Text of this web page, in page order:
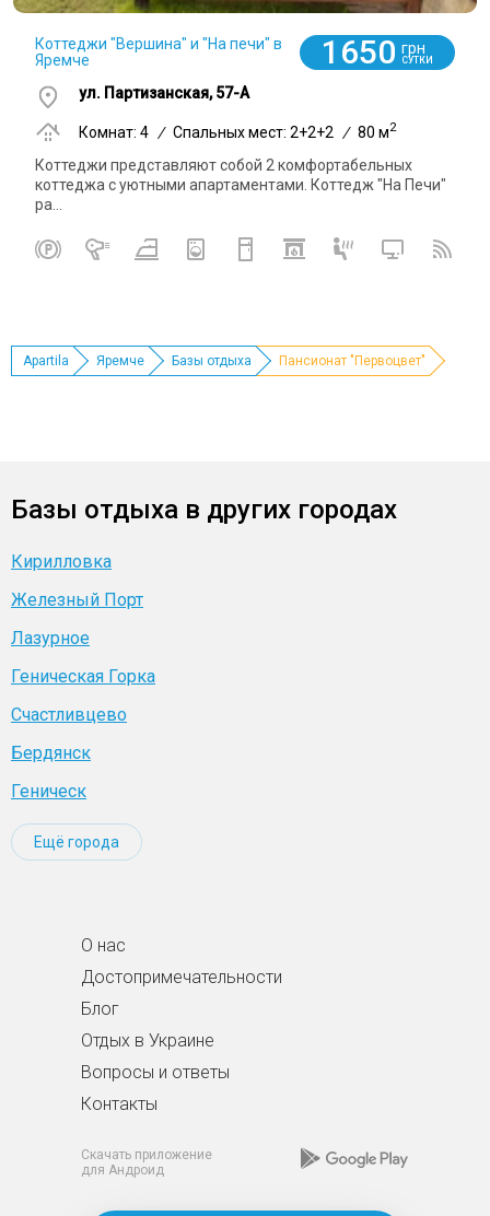
Коттеджи "Вершина" и "На печи" в
Яремче
1650 грн
СУТКИ
ул. Партизанская, 57-А
Комнат: 4 / Спальных мест: 2+2+2 / 80 м2
Коттеджи представляют собой 2 комфортабельных
коттеджа с уютными апартаментами. Коттедж "На Печи"
ра...
Apartila Яремче Базы отдыха Пансионат "Первоцвет"
Базы отдыха в других городах
Кирилловка
Железный Порт
Лазурное
Геническая Горка
Счастливцево
Бердянск
Геническ
Ещё города
О нас
Достопримечательности
Блог
Отдых в Украине
Вопросы и ответы
Контакты
Скачать приложение
для Андроид